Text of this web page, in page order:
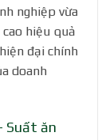
nghiệp vừa
hiệu quả
đại chính
doanh
Suất ăn